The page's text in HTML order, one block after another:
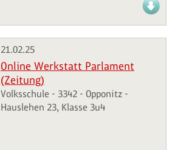
21.02.25
Online Werkstatt Parlament
(Zeitung)
Volksschule - 3342 - Opponitz -
Hauslehen 23, Klasse 3u4